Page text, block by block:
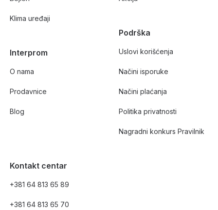
Klima uređaji
Interprom
O nama
Prodavnice
Blog
Podrška
Uslovi korišćenja
Načini isporuke
Načini plaćanja
Politika privatnosti
Nagradni konkurs Pravilnik
Kontakt centar
+381 64 813 65 89
+381 64 813 65 70